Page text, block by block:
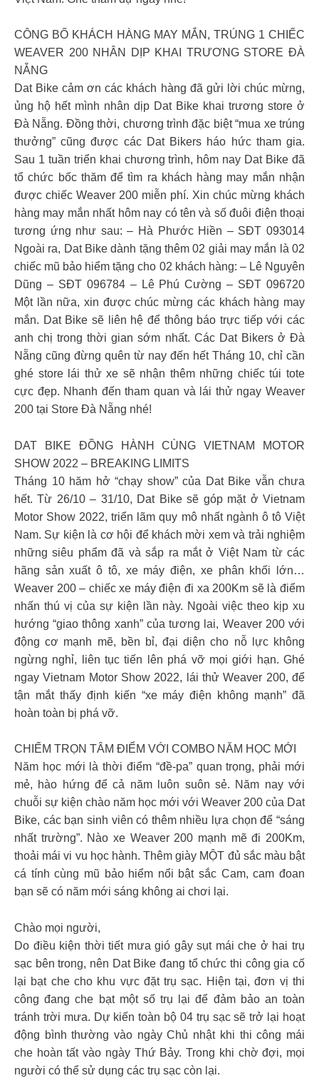
CÔNG BỐ KHÁCH HÀNG MAY MẮN, TRÚNG 1 CHIẾC
WEAVER 200 NHÂN DỊP KHAI TRƯƠNG STORE ĐÀ
NẴNG
Dat Bike cảm ơn các khách hàng đã gửi lời chúc mừng,
ủng hộ hết mình nhân dịp Dat Bike khai trương store ở
Đà Nẵng. Đồng thời, chương trình đặc biệt “mua xe trúng
thưởng” cũng được các Dat Bikers háo hức tham gia.
Sau 1 tuần triển khai chương trình, hôm nay Dat Bike đã
tổ chức bốc thăm để tìm ra khách hàng may mắn nhận
được chiếc Weaver 200 miễn phí. Xin chúc mừng khách
hàng may mắn nhất hôm nay có tên và số đuôi điện thoại
tương ứng như sau: – Hà Phước Hiền – SĐT 093014
Ngoài ra, Dat Bike dành tặng thêm 02 giải may mắn là 02
chiếc mũ bảo hiểm tặng cho 02 khách hàng: – Lê Nguyên
Dũng – SĐT 096784 – Lê Phú Cường – SĐT 096720
Một lần nữa, xin được chúc mừng các khách hàng may
mắn. Dat Bike sẽ liên hệ để thông báo trực tiếp với các
anh chị trong thời gian sớm nhất. Các Dat Bikers ở Đà
Nẵng cũng đừng quên từ nay đến hết Tháng 10, chỉ cần
ghé store lái thử xe sẽ nhận thêm những chiếc túi tote
cực đẹp. Nhanh đến tham quan và lái thử ngay Weaver
200 tại Store Đà Nẵng nhé!
DAT BIKE ĐỒNG HÀNH CÙNG VIETNAM MOTOR
SHOW 2022 – BREAKING LIMITS
Tháng 10 hăm hở “chạy show” của Dat Bike vẫn chưa
hết. Từ 26/10 – 31/10, Dat Bike sẽ góp mặt ở Vietnam
Motor Show 2022, triển lãm quy mô nhất ngành ô tô Việt
Nam. Sự kiện là cơ hội để khách mời xem và trải nghiệm
những siêu phẩm đã và sắp ra mắt ở Việt Nam từ các
hãng sản xuất ô tô, xe máy điện, xe phân khối lớn…
Weaver 200 – chiếc xe máy điện đi xa 200Km sẽ là điểm
nhấn thú vị của sự kiện lần này. Ngoài việc theo kịp xu
hướng “giao thông xanh” của tương lai, Weaver 200 với
động cơ mạnh mẽ, bền bỉ, đại diện cho nỗ lực không
ngừng nghỉ, liên tục tiến lên phá vỡ mọi giới hạn. Ghé
ngay Vietnam Motor Show 2022, lái thử Weaver 200, để
tận mắt thấy định kiến “xe máy điện không mạnh” đã
hoàn toàn bị phá vỡ.
CHIẾM TRỌN TÂM ĐIỂM VỚI COMBO NĂM HỌC MỚI
Năm học mới là thời điểm “đề-pa” quan trọng, phải mới
mẻ, hào hứng để cả năm luôn suôn sẻ. Năm nay với
chuỗi sự kiện chào năm học mới với Weaver 200 của Dat
Bike, các bạn sinh viên có thêm nhiều lựa chọn để “sáng
nhất trường”. Nào xe Weaver 200 mạnh mẽ đi 200Km,
thoải mái vi vu học hành. Thêm giày MỘT đủ sắc màu bật
cá tính cùng mũ bảo hiểm nổi bật sắc Cam, cam đoan
bạn sẽ có năm mới sáng không ai chơi lại.
Chào mọi người,
Do điều kiện thời tiết mưa gió gây sụt mái che ở hai trụ
sạc bên trong, nên Dat Bike đang tổ chức thi công gia cố
lại bạt che cho khu vực đặt trụ sạc. Hiện tại, đơn vị thi
công đang che bạt một số trụ lại để đảm bảo an toàn
tránh trời mưa. Dự kiến toàn bộ 04 trụ sạc sẽ trở lại hoạt
động bình thường vào ngày Chủ nhật khi thi công mái
che hoàn tất vào ngày Thứ Bảy. Trong khi chờ đợi, mọi
người có thể sử dụng các trụ sạc còn lại.